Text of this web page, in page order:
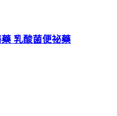
藥 乳酸菌便祕藥